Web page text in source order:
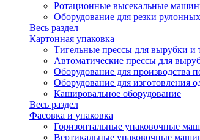
Ротационные высекальные
Оборудование для резки
Весь раздел
Картонная упаковка
Тигельные прессы для вырубки и
Автоматические прессы для
Оборудование для производства
Оборудование для изготовления
Кашировальное оборудование
Весь раздел
Фасовка и упаковка
Горизонтальные упаковочные
Вертикальные упаковочные